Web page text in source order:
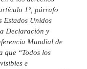
1º, párrafo
Estados Unidos
Declaración y
Mundial de
que “Todos los
e